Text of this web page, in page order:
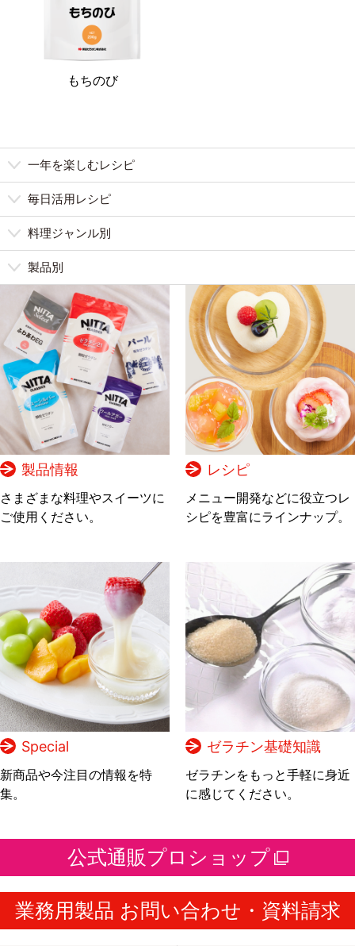
一年を楽しむレシピ
毎日活用レシピ
料理ジャンル別
製品別
もちのび
製品情報
さまざまな料理やスイーツに
ご使用ください。
レシピ
メニュー開発などに役立つレ
シピを豊富にラインナップ。
Special
新商品や今注目の情報を特
集。
ゼラチン基礎知識
ゼラチンをもっと手軽に身近
に感じてください。
公式通販プロショップ
業務用製品 お問い合わせ・資料請求